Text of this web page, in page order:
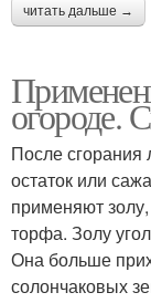
читать дальше →
огороде.
После сгорания
остаток или
применяют
торфа. Золу
Она больше
солончаковых